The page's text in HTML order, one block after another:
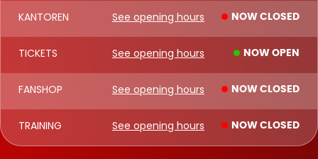
KANTOREN See opening hours NOW CLOSED
TICKETS See opening hours NOW OPEN
FANSHOP See opening hours NOW CLOSED
TRAINING See opening hours NOW CLOSED